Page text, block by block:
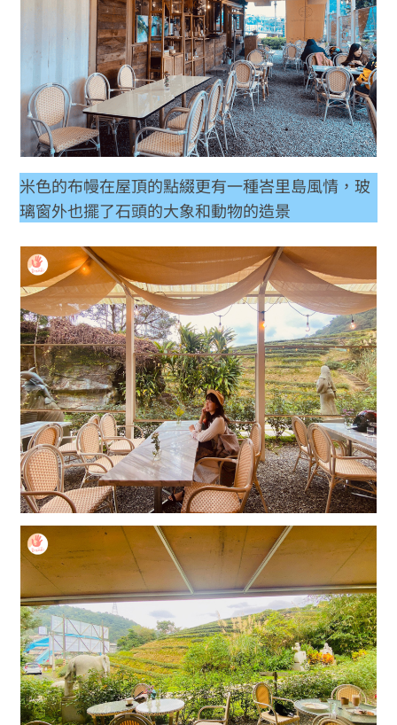
米色的布幔在屋頂的點綴更有一種峇里島風情，玻
璃窗外也擺了石頭的大象和動物的造景